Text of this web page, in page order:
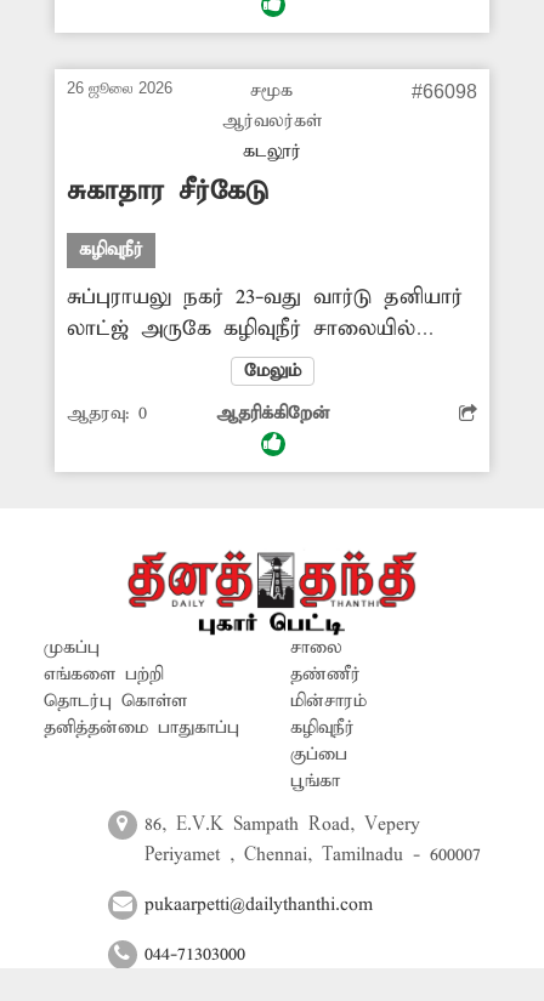
அந்த வழியாக செல்பவர்கள் மூக்கை
உள்ளது. மேலும் சுகாதார சீர்கேடு
ஏற்பட்டு நோய் பரவும் அபாயமும்
காணப்படுகிறது. எனவே அந்த சாக்கடை
கழிவுநீர் வழிந்தோடுவதை தடுக்க
அதிகாரிகள் ஆவன செய்ய வேண்டும்.
26 ஜூலை 2026
சமூக
ஆர்வலர்கள்
கடலூர்
#66098
சுகாதார சீர்கேடு
கழிவுநீர்
சுப்புராயலு நகர் 23-வது வார்டு தனியார்
லாட்ஜ் அருகே கழிவுநீர் சாலையில்
வழிந்தோடுகிறது. இதனால் கடும்
துர்நாற்றம் வீசுவதோடு, பல்வேறு
தொற்றுநோய்கள் பரவும் அபாயமும்
உருவாகியுள்ளது. இதன் காரணமாக
சிரமம் அடைந்து வருகின்றனர். இதை
தவிர்க்க அதிகாரிகள் உரிய நடடிக்கை
எடுக்க வேண்டும்.
மேலும்
ஆதரவு: 0 ஆதரிக்கிறேன்
முகப்பு
எங்களை பற்றி
தொடர்பு கொள்ள
தனித்தன்மை பாதுகாப்பு
சாலை
தண்ணீர்
மின்சாரம்
கழிவுநீர்
குப்பை
பூங்கா
86, E.V.K Sampath Road, Vepery
Periyamet , Chennai, Tamilnadu - 600007
pukaarpetti@dailythanthi.com
044-71303000